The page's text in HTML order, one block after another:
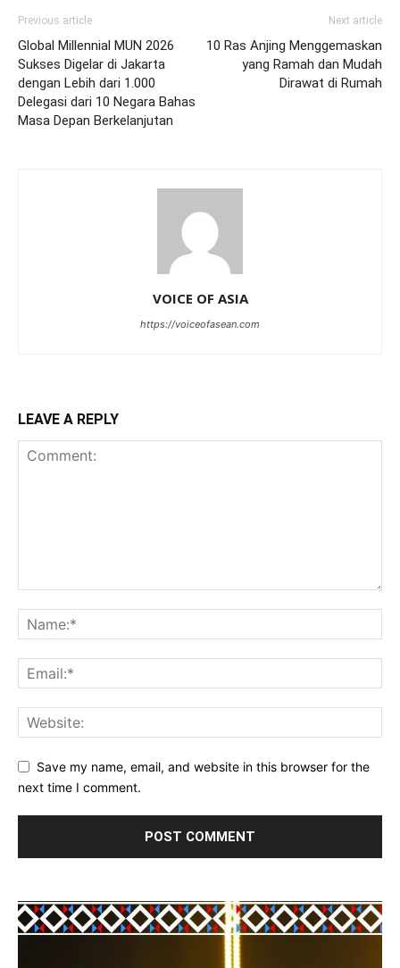
Previous article
Global Millennial MUN 2026
Sukses Digelar di Jakarta
dengan Lebih dari 1.000
Delegasi dari 10 Negara Bahas
Masa Depan Berkelanjutan
Next article
10 Ras Anjing Menggemaskan
yang Ramah dan Mudah
Dirawat di Rumah
VOICE OF ASIA
https://voiceofasean.com
LEAVE A REPLY
Save my name, email, and website in this browser for the
next time I comment.